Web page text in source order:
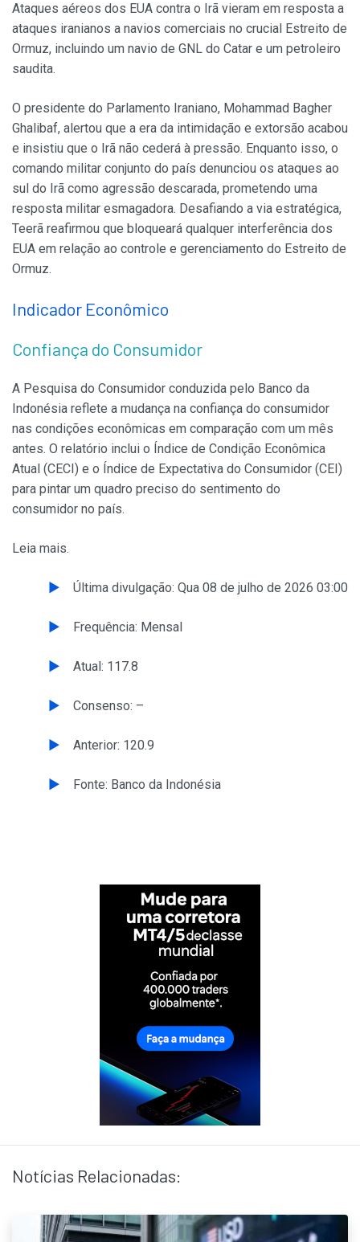
Ataques aéreos dos EUA contra o Irã vieram em resposta a
ataques iranianos a navios comerciais no crucial Estreito de
Ormuz, incluindo um navio de GNL do Catar e um petroleiro
saudita.
O presidente do Parlamento Iraniano, Mohammad Bagher
Ghalibaf, alertou que a era da intimidação e extorsão acabou
e insistiu que o Irã não cederá à pressão. Enquanto isso, o
comando militar conjunto do país denunciou os ataques ao
sul do Irã como agressão descarada, prometendo uma
resposta militar esmagadora. Desafiando a via estratégica,
Teerã reafirmou que bloqueará qualquer interferência dos
EUA em relação ao controle e gerenciamento do Estreito de
Ormuz.
Indicador Econômico
Confiança do Consumidor
A Pesquisa do Consumidor conduzida pelo Banco da
Indonésia reflete a mudança na confiança do consumidor
nas condições econômicas em comparação com um mês
antes. O relatório inclui o Índice de Condição Econômica
Atual (CECI) e o Índice de Expectativa do Consumidor (CEI)
para pintar um quadro preciso do sentimento do
consumidor no país.
Leia mais.
Última divulgação: Qua 08 de julho de 2026 03:00
Frequência: Mensal
Atual: 117.8
Consenso: –
Anterior: 120.9
Fonte: Banco da Indonésia
Notícias Relacionadas: